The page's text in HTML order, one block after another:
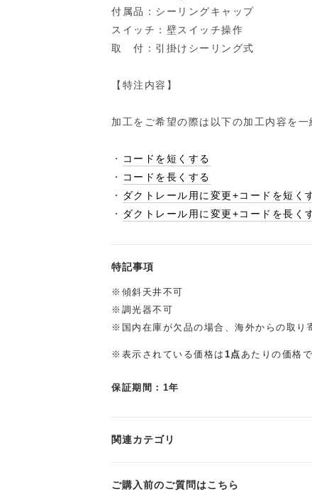
付属品：シーリングキャップ
スイッチ：壁スイッチ操作
取 付：引掛けシーリング式
【特注内容】
加工をご希望の際は以下の加工内容を
・ コードを短くする
・ コードを長くする
・ ダクトレール用に変更+コードを短く
・ ダクトレール用に変更+コードを長く
特記事項
※傾斜天井不可
※調光器不可
※国内在庫が欠品の場合、海外からの取り
※表示されている価格は 1点あたりの価格
保証期間：1年
関連カテゴリ
ご購入前のご質問はこちら